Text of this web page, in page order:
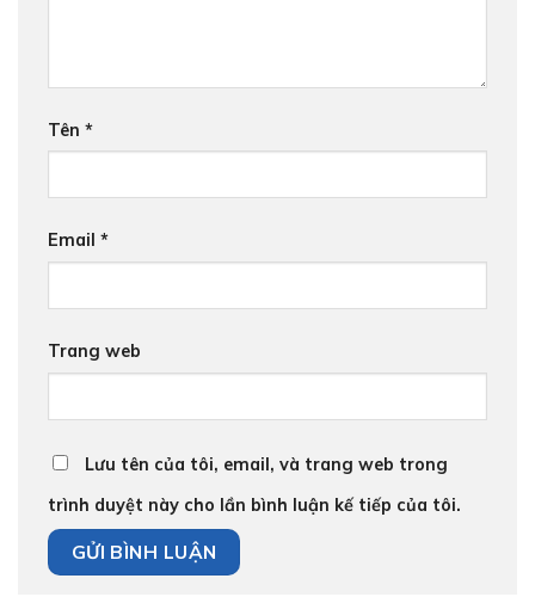
Tên *
Email *
Trang web
Lưu tên của tôi, email, và trang web trong
trình duyệt này cho lần bình luận kế tiếp của tôi.